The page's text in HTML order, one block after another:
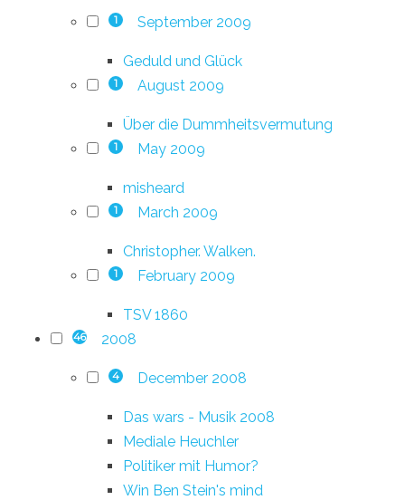
1 September 2009
Geduld und Glück
1 August 2009
Über die Dummheitsvermutung
1 May 2009
misheard
1 March 2009
Christopher. Walken.
1 February 2009
TSV 1860
46 2008
4 December 2008
Das wars - Musik 2008
Mediale Heuchler
Politiker mit Humor?
Win Ben Stein's mind